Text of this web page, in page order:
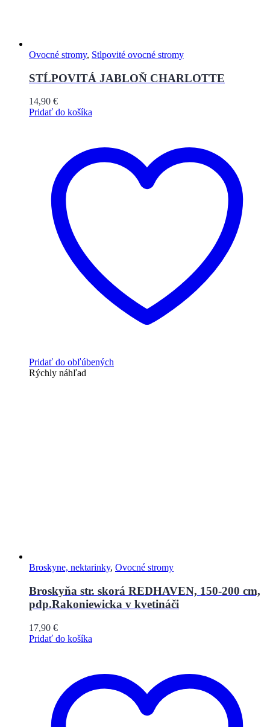
Ovocné stromy, Stlpovité ovocné stromy
STĹPOVITÁ JABLOŇ CHARLOTTE
14,90 €
Pridať do košíka
Pridať do obľúbených
Rýchly náhľad
Broskyne, nektarinky, Ovocné stromy
Broskyňa str. skorá REDHAVEN, 150-200 cm,
pdp.Rakoniewicka v kvetináči
17,90 €
Pridať do košíka